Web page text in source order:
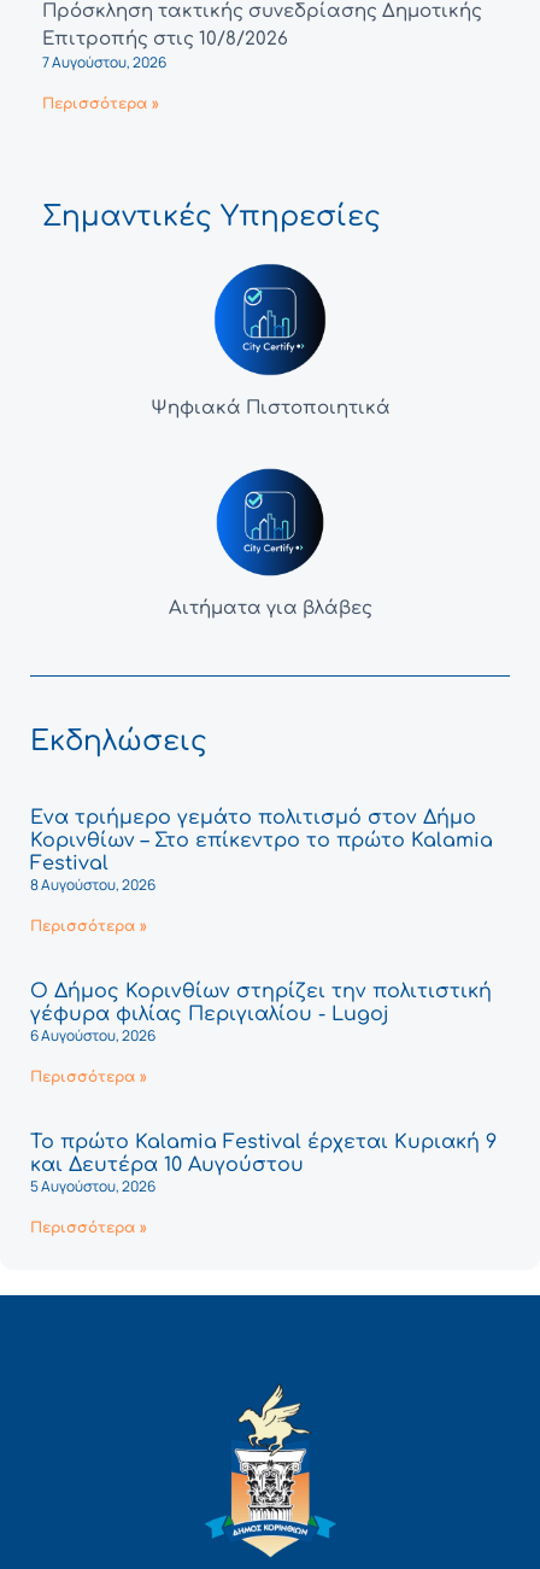
Πρόσκληση τακτικής συνεδρίασης Δημοτικής
Επιτροπής στις 10/8/2026
7 Αυγούστου, 2026
Περισσότερα »
Σημαντικές Υπηρεσίες
Ψηφιακά Πιστοποιητικά
Αιτήματα για βλάβες
Εκδηλώσεις
Ένα τριήμερο γεμάτο πολιτισμό στον Δήμο
Κορινθίων – Στο επίκεντρο το πρώτο Kalamia
Festival
8 Αυγούστου, 2026
Περισσότερα »
Ο Δήμος Κορινθίων στηρίζει την πολιτιστική
γέφυρα φιλίας Περιγιαλίου - Lugoj
6 Αυγούστου, 2026
Περισσότερα »
Το πρώτο Kalamia Festival έρχεται Κυριακή 9
και Δευτέρα 10 Αυγούστου
5 Αυγούστου, 2026
Περισσότερα »